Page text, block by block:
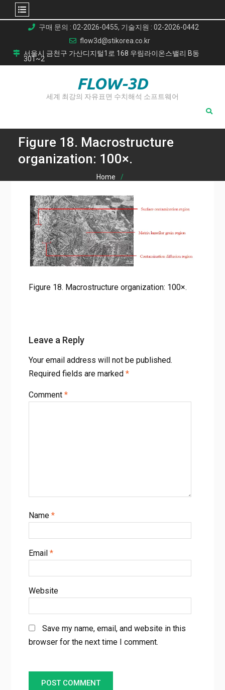
content
구매 문의 : 02-2026-0455, 기술지원 : 02-2026-0442
flow3d@stikorea.co.kr
서울시 금천구 가산디지털1로 168 우림라이온스밸리 B동
301~2
FLOW-3D
세계 최강의 자유표면 수치해석 소프트웨어
Figure 18. Macrostructure
organization: 100×.
Home
결함 잡고 품질 높이기
Figure 18. Macrostructure organization: 100×.
Figure 18. Macrostructure organization: 100×.
Leave a Reply
Your email address will not be published.
Required fields are marked *
Comment *
Name *
Email *
Website
Save my name, email, and website in this
browser for the next time I comment.